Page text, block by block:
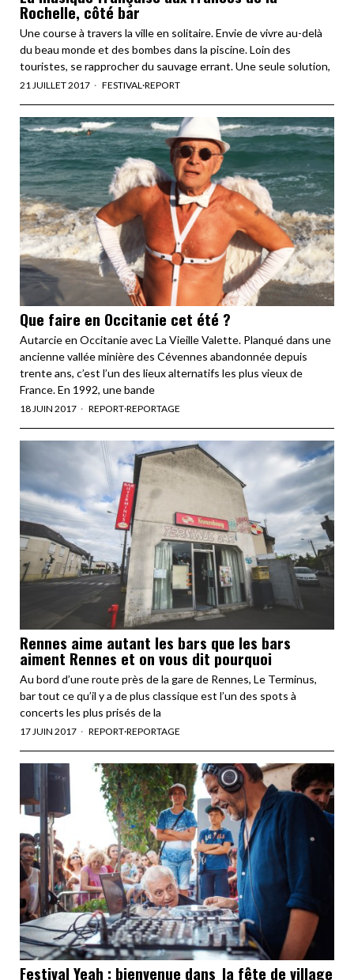
Rochelle, côté bar
Une course à travers la ville en solitaire. Envie de vivre au-delà
du beau monde et des bombes dans la piscine. Loin des
touristes, se rapprocher du sauvage errant. Une seule solution,
21 JUILLET 2017 FESTIVAL·REPORT
Que faire en Occitanie cet été ?
Autarcie en Occitanie avec La Vieille Valette. Planqué dans une
ancienne vallée minière des Cévennes abandonnée depuis
trente ans, c’est l’un des lieux alternatifs les plus vieux de
France. En 1992, une bande
18 JUIN 2017 REPORT·REPORTAGE
Rennes aime autant les bars que les bars
aiment Rennes et on vous dit pourquoi
Au bord d’une route près de la gare de Rennes, Le Terminus,
bar tout ce qu’il y a de plus classique est l’un des spots à
concerts les plus prisés de la
17 JUIN 2017 REPORT·REPORTAGE
Festival Yeah : bienvenue dans la fête de village